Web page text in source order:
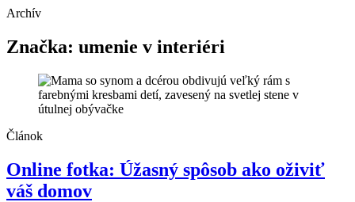
Archív
Značka: umenie v interiéri
Článok
Online fotka: Úžasný spôsob ako oživiť
váš domov